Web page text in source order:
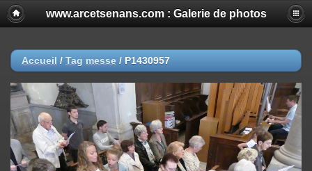
www.arcetsenans.com : Galerie de photos
Accueil / Tag messe / P1430957